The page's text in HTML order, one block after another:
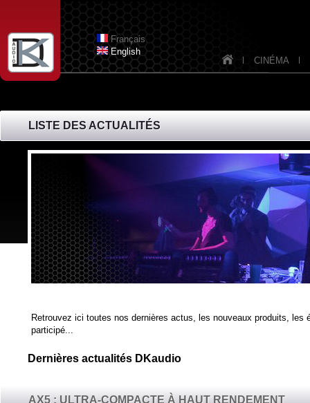
Français
English
CINÉMA
LISTE DES ACTUALITÉS
Retrouvez ici toutes nos dernières actus, les nouveaux produits, les
participé...
Dernières actualités DKaudio
AX5 : ULTRA-COMPACTE À HAUT RENDEMENT